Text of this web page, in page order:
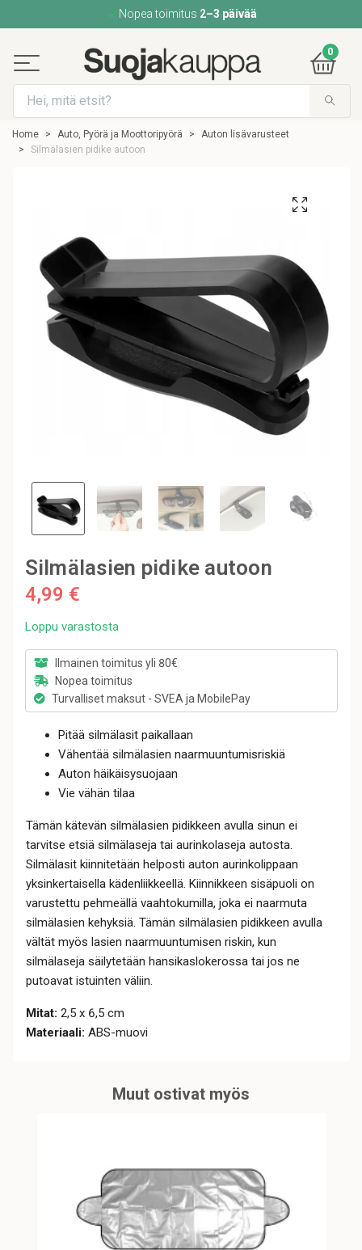
Nopea toimitus 2–3 päivää
0
Home Auto, Pyörä ja Moottoripyörä
Auton lisävarusteet
Silmälasien pidike autoon
Silmälasien pidike autoon
4,99 €
Loppu varastosta
Ilmainen toimitus yli 80€
Nopea toimitus
Turvalliset maksut - SVEA ja MobilePay
Pitää silmälasit paikallaan
Vähentää silmälasien naarmuuntumisriskiä
Auton häikäisysuojaan
Vie vähän tilaa
Tämän kätevän silmälasien pidikkeen avulla sinun ei
tarvitse etsiä silmälaseja tai aurinkolaseja autosta.
Silmälasit kiinnitetään helposti auton aurinkolippaan
yksinkertaisella kädenliikkeellä. Kiinnikkeen sisäpuoli on
varustettu pehmeällä vaahtokumilla, joka ei naarmuta
silmälasien kehyksiä. Tämän silmälasien pidikkeen avulla
vältät myös lasien naarmuuntumisen riskin, kun
silmälaseja säilytetään hansikaslokerossa tai jos ne
putoavat istuinten väliin.
Mitat: 2,5 x 6,5 cm
Materiaali: ABS-muovi
Muut ostivat myös